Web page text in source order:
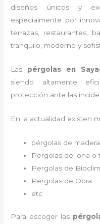
diseños únicos y
especialmente por
terrazas, restaurantes,
tranquilo, moderno y
Las pérgolas en
siendo altamente
protección ante las
En la actualidad existen
pérgolas de madera
Pergolas de lona o
Pergolas de
Pergolas de Obra
etc
Para escoger las